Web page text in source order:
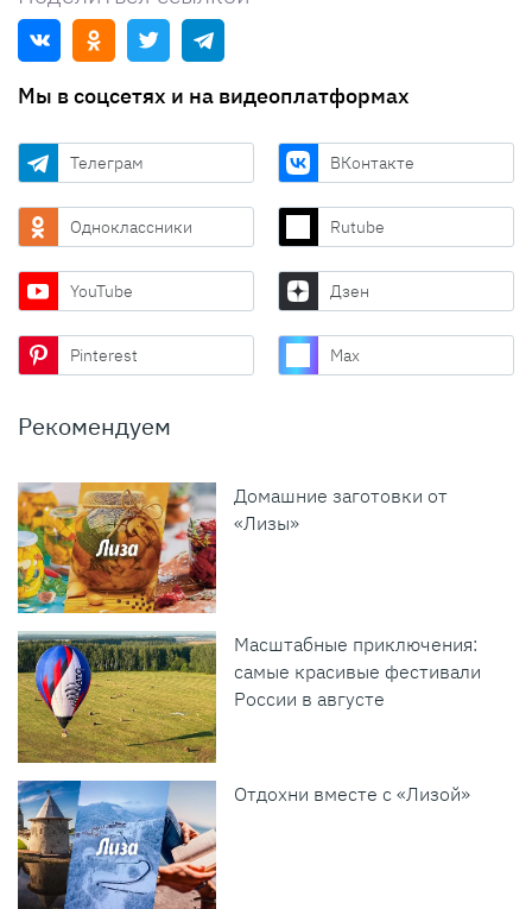
Мы в соцсетях и на видеоплатформах
Телеграм ВКонтакте
Одноклассники Rutube
YouTube Дзен
Pinterest Max
Рекомендуем
Домашние заготовки от
«Лизы»
Масштабные приключения:
самые красивые фестивали
России в августе
Отдохни вместе с «Лизой»